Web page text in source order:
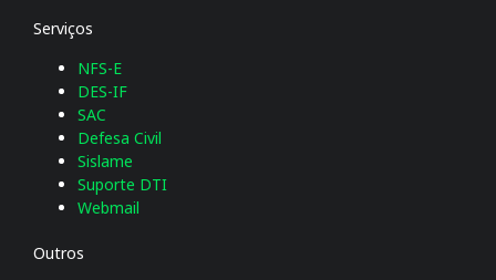
Serviços
NFS-E
DES-IF
SAC
Defesa Civil
Sislame
Suporte DTI
Webmail
Outros